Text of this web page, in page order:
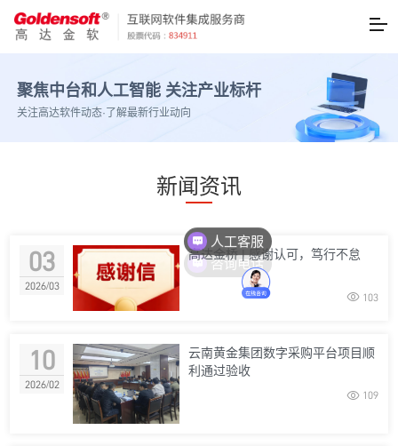
聚焦中台和人工智能 关注产业标杆
关注高达软件动态·了解最新行业动向
新闻资讯
03
2026/03
高达金桥 | 感谢认可，笃行不怠
 103
10
2026/02
云南黄金集团数字采购平台项目顺
利通过验收
 109
人工客服
咨询电话